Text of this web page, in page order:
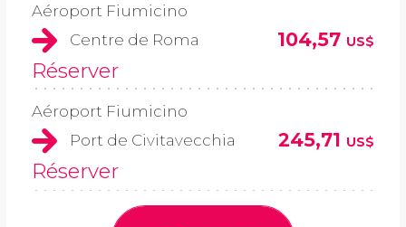
Aéroport Fiumicino
Centre de Roma
104,57 US$
Réserver
Aéroport Fiumicino
Port de Civitavecchia
245,71 US$
Réserver